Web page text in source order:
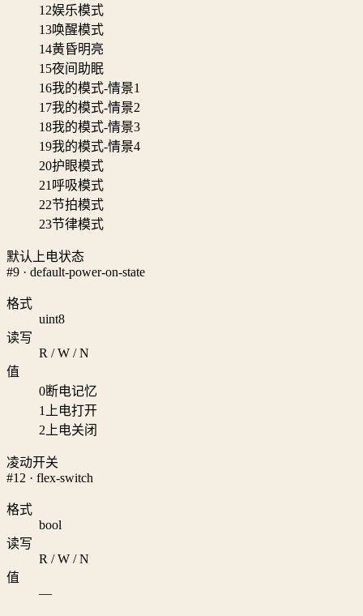
12娱乐模式
13唤醒模式
14黄昏明亮
15夜间助眠
16我的模式-情景1
17我的模式-情景2
18我的模式-情景3
19我的模式-情景4
20护眼模式
21 呼吸模式
22节拍模式
23节律模式
默认上电状态
#9 · default-power-on-state
格式
uint8
读写
R / W / N
值
0断电记忆
1
上电打开
2 上电关闭
凌动开关
#12 · flex-switch
格式
bool
读写
R / W / N
值
—